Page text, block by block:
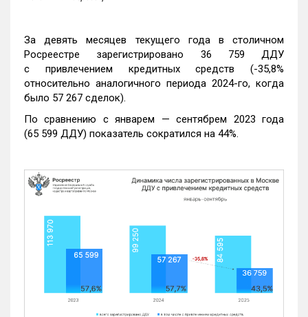
За девять месяцев текущего года в столичном
Росреестре зарегистрировано 36 759 ДДУ
с привлечением кредитных средств (-35,8%
относительно аналогичного периода 2024-го, когда
было 57 267 сделок).
По сравнению с январем — сентябрем 2023 года
(65 599 ДДУ) показатель сократился на 44%.